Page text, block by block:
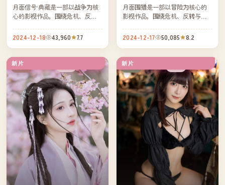
月面信号·典藏是一部以战争为核
心的影视作品，围绕危机、反转
凑，值得推荐观看。
2024-12-18 43,960 7.7
月面围猎是一部以冒险为核心的
影视作品，围绕危机、反转与人
得推荐观看。
2024-12-17 50,085 8.2
新片
英国 新片
日本